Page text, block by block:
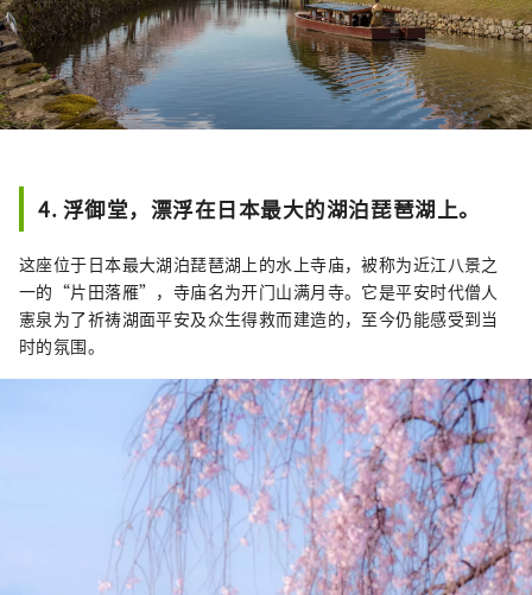
4. 浮御堂，漂浮在日本最大的湖泊琵琶湖上。
这座位于日本最大湖泊琵琶湖上的水上寺庙，被称为近江八景之
一的“片田落雁”，寺庙名为开门山满月寺。它是平安时代僧人
憲泉为了祈祷湖面平安及众生得救而建造的，至今仍能感受到当
时的氛围。